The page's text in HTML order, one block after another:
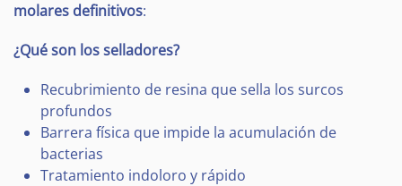
molares definitivos:
¿Qué son los selladores?
Recubrimiento de resina que sella los surcos
profundos
Barrera física que impide la acumulación de
bacterias
Tratamiento indoloro y rápido